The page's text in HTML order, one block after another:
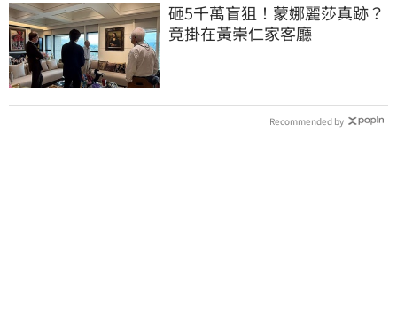
砸5千萬盲狙！蒙娜麗莎真跡？
竟掛在黃崇仁家客廳
Recommended by